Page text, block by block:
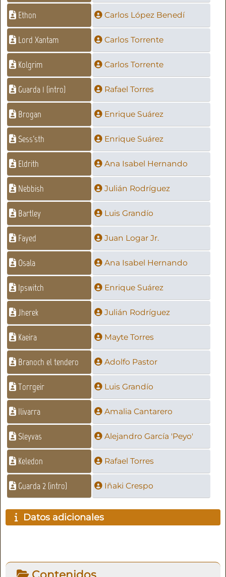
Ethon Carlos López Benedí
Lord Xantam Carlos Torrente
Kolgrim Carlos Torrente
Guarda 1 (intro) Rafael Torres
Brogan Enrique Suárez
Sess'sth Enrique Suárez
Eldrith Ana Isabel Hernando
Nebbish Julián Rodríguez
Bartley Luis Grandío
Fayed Juan Logar Jr.
Osala Ana Isabel Hernando
Ipswitch Enrique Suárez
Jherek Julián Rodríguez
Kaeira Mayte Torres
Branoch el tendero Adolfo Pastor
Torrgeir Luis Grandío
Ilivarra Amalia Cantarero
Sleyvas Alejandro García 'Peyo'
Keledon Rafael Torres
Guarda 2 (intro) Iñaki Crespo
Datos adicionales